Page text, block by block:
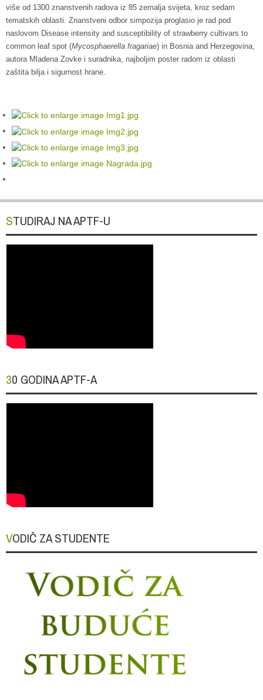
više od 1300 znanstvenih radova iz 85 zemalja svijeta, kroz sedam
tematskih oblasti. Znanstveni odbor simpozija proglasio je rad pod
naslovom Disease intensity and susceptibility of strawberry cultivars to
common leaf spot (Mycosphaerella fragariae) in Bosnia and Herzegovina,
autora Mladena Zovke i suradnika, najboljim poster radom iz oblasti
zaštita bilja i sigurnost hrane.
STUDIRAJ NA APTF-U
30 GODINA APTF-A
VODIČ ZA STUDENTE